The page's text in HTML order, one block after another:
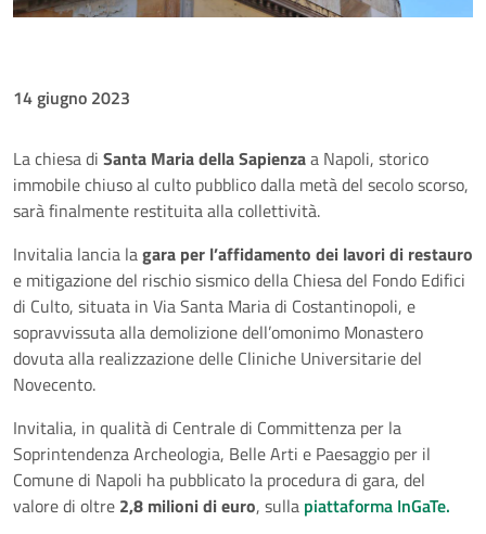
14 giugno 2023
La chiesa di Santa Maria della Sapienzaa Napoli, storico
immobile chiuso al culto pubblico dalla metà del secolo scorso,
sarà finalmente restituita alla collettività.
Invitalia lancia lagara per l’affidamento dei lavori di restauro
e mitigazione del rischio sismico della Chiesa del Fondo Edifici
di Culto, situata in Via Santa Maria di Costantinopoli, e
sopravvissuta alla demolizione dell’omonimo Monastero
dovuta alla realizzazione delle Cliniche Universitarie del
Novecento.
Invitalia, in qualità di Centrale di Committenza per la
Soprintendenza Archeologia, Belle Arti e Paesaggio per il
Comune di Napoli ha pubblicato la procedura di gara, del
valore di oltre 2,8 milioni di euro, sulla piattaforma InGaTe.